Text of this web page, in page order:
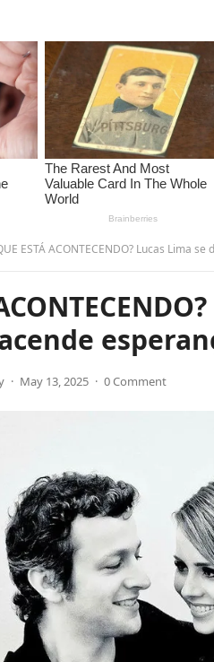
ESTÁ ACONTECENDO? Lucas Lima
· May 13, 2025 · 0 Comment